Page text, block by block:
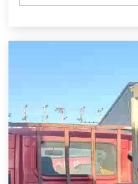
onen,...